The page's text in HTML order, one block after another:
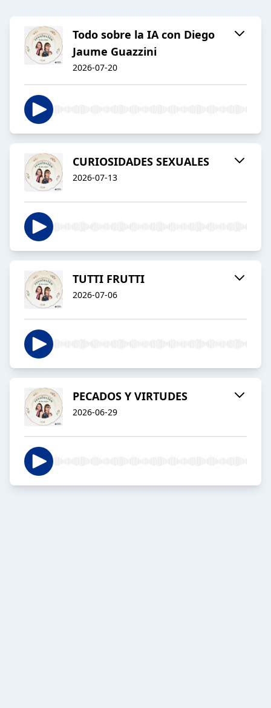
Todo sobre la IA con Diego
Jaume Guazzini
2026-07-20
CURIOSIDADES SEXUALES
2026-07-13
TUTTI FRUTTI
2026-07-06
PECADOS Y VIRTUDES
2026-06-29